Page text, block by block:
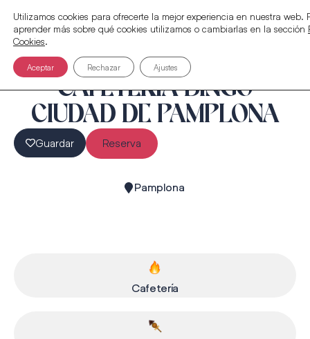
CAFETERÍA BINGO
CIUDAD DE PAMPLONA
Guardar Reserva
Pamplona
Cafetería
Utilizamos cookies para ofrecerte la mejor experiencia en nuestra web.
aprender más sobre qué cookies utilizamos o cambiarlas en la sección
Cookies.
Aceptar Rechazar Ajustes